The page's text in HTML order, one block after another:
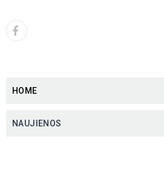
HOME
NAUJIENOS